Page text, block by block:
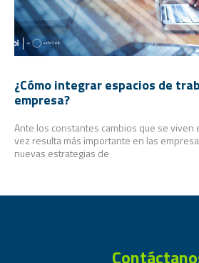
¿Cómo integrar espacios de
empresa?
Ante los constantes cambios que se viven
vez resulta más importante en las
nuevas estrategias de